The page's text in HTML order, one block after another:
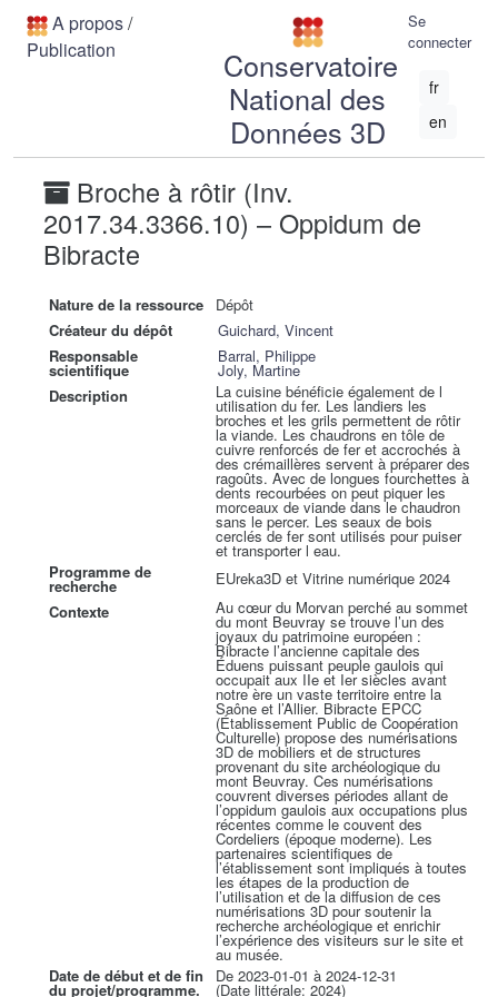
A propos/
Publication
Conservatoire
National des
Données 3D
Se
connecter
fr
en
Broche à rôtir (Inv.
2017.34.3366.10) – Oppidum de
Bibracte
Nature de la ressource
Dépôt
Créateur du dépôt
Guichard, Vincent
Responsable
scientifique
Barral, Philippe
Joly, Martine
Description
La cuisine bénéficie également de l
utilisation du fer. Les landiers les
broches et les grils permettent de rôtir
la viande. Les chaudrons en tôle de
cuivre renforcés de fer et accrochés à
des crémaillères servent à préparer des
ragoûts. Avec de longues fourchettes à
dents recourbées on peut piquer les
morceaux de viande dans le chaudron
sans le percer. Les seaux de bois
cerclés de fer sont utilisés pour puiser
et transporter l eau.
Programme de
recherche
EUreka3D et Vitrine numérique 2024
Contexte
Au cœur du Morvan perché au sommet
du mont Beuvray se trouve l’un des
joyaux du patrimoine européen :
Bibracte l’ancienne capitale des
Éduens puissant peuple gaulois qui
occupait aux IIe et Ier siècles avant
notre ère un vaste territoire entre la
Saône et l’Allier. Bibracte EPCC
(Établissement Public de Coopération
Culturelle) propose des numérisations
3D de mobiliers et de structures
provenant du site archéologique du
mont Beuvray. Ces numérisations
couvrent diverses périodes allant de
l’oppidum gaulois aux occupations plus
récentes comme le couvent des
Cordeliers (époque moderne). Les
partenaires scientifiques de
l’établissement sont impliqués à toutes
les étapes de la production de
l’utilisation et de la diffusion de ces
numérisations 3D pour soutenir la
recherche archéologique et enrichir
l’expérience des visiteurs sur le site et
au musée.
Date de début et de fin
du projet/programme.
De 2023-01-01 à 2024-12-31
(Date littérale: 2024)